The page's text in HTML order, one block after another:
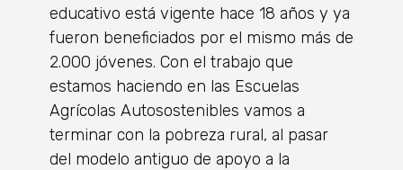
educativo está vigente hace 18 años y ya
fueron beneficiados por el mismo más de
2.000 jóvenes. Con el trabajo que
estamos haciendo en las Escuelas
Agrícolas Autosostenibles vamos a
terminar con la pobreza rural, al pasar
del modelo antiguo de apoyo a la